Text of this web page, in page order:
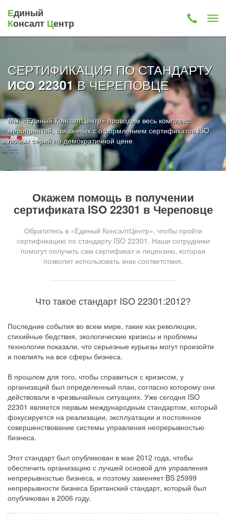
Единый
Консалт Центр
СЕРТИФИКАЦИЯ ПО СТАНДАРТУ
ИСО 22301В ЧЕРЕПОВЦЕ
Мы, «Единый КонсалтЦентр» проводим весь комплекс
мероприятий, связанных с оформлением сертификатов ISO
любых серий по демократичной цене
Окажем помощь в получении
сертификата ISO 22301 в Череповце
Обратитесь в «Единый КонсалтЦентр», чтобы пройти
сертификацию по стандарту ISO 22301. Наши сотрудники
помогут получить сам сертификат и лицензию, которая
позволит использовать знак соответствия.
Что такое стандарт ISO 22301:2012?
Последние события во всем мире, такие как революции,
стихийные бедствия, экологические кризисы и проблемы
технологии показали, что серьезные курьезы могут произойти
и повлиять на все сферы бизнеса.
В прошлом для того, чтобы справиться с кризисом, у
организаций был определенный план, согласно которому они
действовали в чрезвычайных ситуациях. Уже сегодня ISO
22301 является первым международным стандартом, который
фокусируется на реализации, эксплуатации и постоянное
совершенствование системы управления непрерывностью
бизнеса.
Этот стандарт был опубликован в мае 2012 года, чтобы
обеспечить организацию с лучшей основой для управления
непрерывностью бизнеса, и поэтому заменяет BS 25999
непрерывности бизнеса Британский стандарт, который был
опубликован в 2006 году.